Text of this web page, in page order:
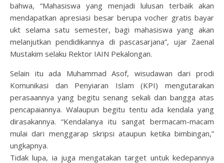
bahwa, “Mahasiswa yang menjadi lulusan terbaik akan
mendapatkan apresiasi besar berupa vocher gratis bayar
ukt selama satu semester, bagi mahasiswa yang akan
melanjutkan pendidikannya di pascasarjana”, ujar Zaenal
Mustakim selaku Rektor IAIN Pekalongan.
Selain itu ada Muhammad Asof, wisudawan dari prodi
Komunikasi dan Penyiaran Islam (KPI) mengutarakan
perasaannya yang begitu senang sekali dan bangga atas
pencapaiannya. Walaupun begitu tentu ada kendala yang
dirasakannya. “Kendalanya itu sangat bermacam-macam
mulai dari menggarap skripsi ataupun ketika bimbingan,”
ungkapnya.
Tidak lupa, ia juga mengatakan target untuk kedepannya